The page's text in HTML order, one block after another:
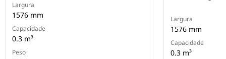
Largura
1576 mm
Capacidade
0.3 m³
Peso
Largura
1576 mm
Capacidade
0.3 m³